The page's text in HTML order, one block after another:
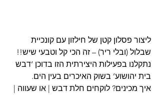
ליצור פסלון קטן של חילזון עם קונכיית
שבלול (ובלי ריר) – זה הכי קל וטבעי שיש!!
נתקלנו בפעילות היצירתית הזו בדוכן ‘דבש
בית יהושוע’ בשוק האיכרים בעין הים.
איך מכינים? לוקחים חלת דבש | או שעווה |